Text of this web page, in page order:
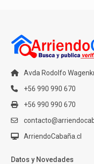
Avda Rodolfo
+56 990 990 670
+56 990 990 670
ArriendoCabaña.cl
Datos y Novedades